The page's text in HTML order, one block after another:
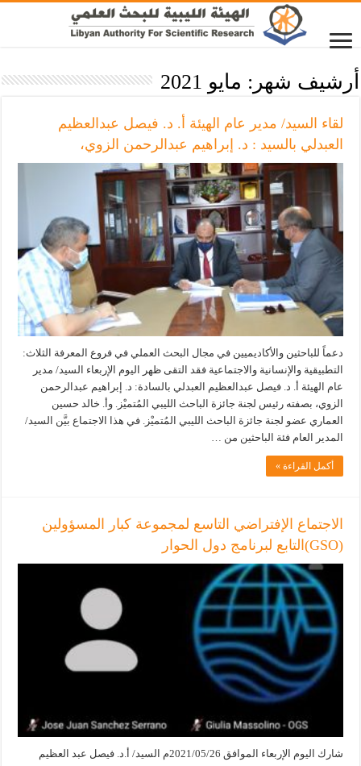
أرشيف شهر: مايو 2021
لقاء السيد/ مدير عام الهيئة أ. د. فيصل عبدالعظيم
العبدلي بالسيد : د. إبراهيم عبدالرحمن الزوي،
دعماً للباحثين والأكاديميين في مجال البحث العملي في فروع المعرفة الثلاث:
التطبيقية والإنسانية والاجتماعية فقد التقى ظهر اليوم الإربعاء السيد/ مدير
عام الهيئة أ. د. فيصل عبدالعظيم العبدلي بالسادة: د. إبراهيم عبدالرحمن
الزوي، بصفته رئيس لجنة جائزة الباحث الليبي المُتميْز. وأ. خالد حسين
العماري عضو لجنة جائزة الباحث الليبي المُتميْز. في هذا الاجتماع بيَّن السيد/
المدير العام فئة الباحثين من …
أكمل القراءة »
الاجتماع الإفتراضي التاسع لمجموعة كبار المسؤولين
(GSO)التابع لبرنامج دول الحوار
شارك اليوم الإربعاء الموافق 2021/05/26م السيد/ أ.د. فيصل عبد العظيم